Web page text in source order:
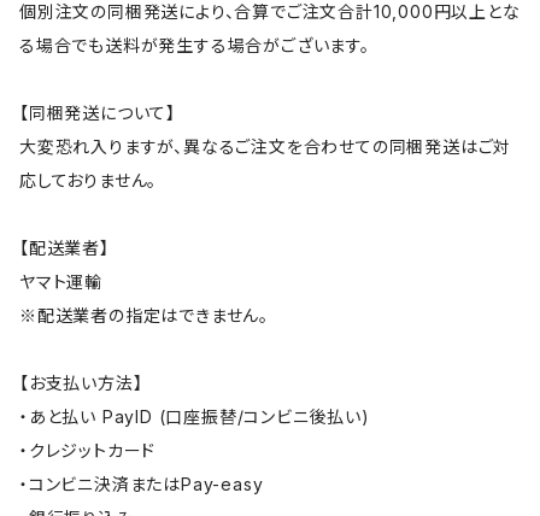
個別注文の同梱発送により、合算でご注文合計10,000円以上とな
る場合でも送料が発生する場合がございます。
【同梱発送について】
大変恐れ入りますが、異なるご注文を合わせての同梱発送はご対
応しておりません。
【配送業者】
ヤマト運輸
※配送業者の指定はできません。
【お支払い方法】
・あと払い PayID (口座振替/コンビニ後払い)
・クレジットカード
・コンビニ決済またはPay-easy